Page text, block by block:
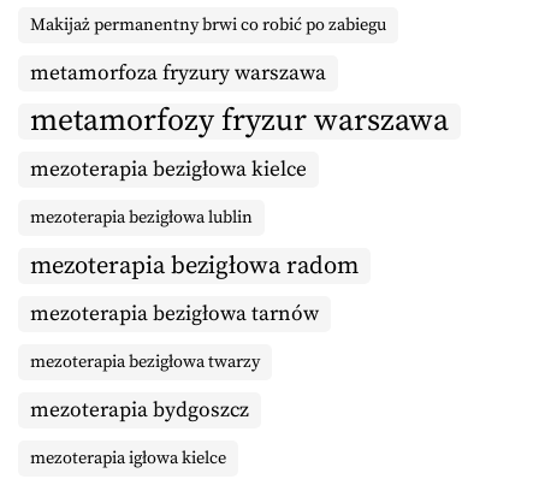
Makijaż permanentny brwi co robić po zabiegu
metamorfoza fryzury warszawa
metamorfozy fryzur warszawa
mezoterapia bezigłowa kielce
mezoterapia bezigłowa lublin
mezoterapia bezigłowa radom
mezoterapia bezigłowa tarnów
mezoterapia bezigłowa twarzy
mezoterapia bydgoszcz
mezoterapia igłowa kielce